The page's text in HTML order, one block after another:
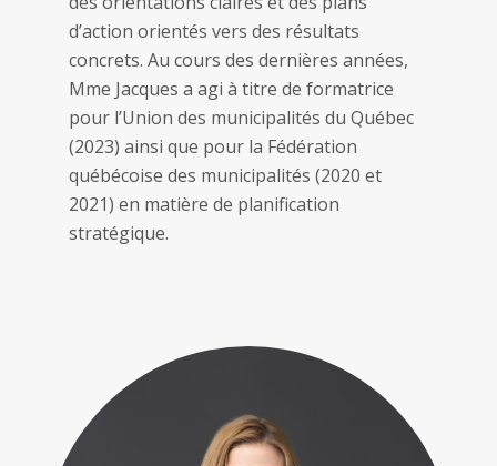
d’action orientés vers des résultats
concrets. Au cours des dernières années,
Mme Jacques a agi à titre de formatrice
pour l’Union des municipalités du Québec
(2023) ainsi que pour la Fédération
québécoise des municipalités (2020 et
2021) en matière de planification
stratégique.